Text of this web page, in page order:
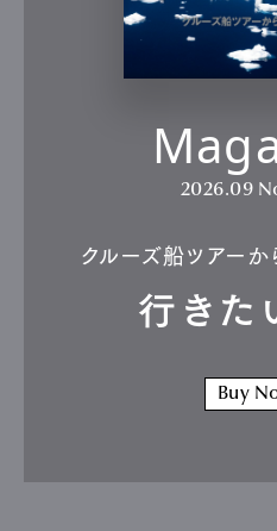
2026.09
クルーズ船ツアー
行きた
Buy